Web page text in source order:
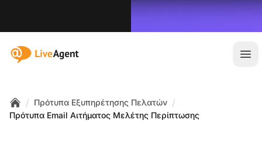
:site.title
Home
/ Πρότυπα Εξυπηρέτησης Πελατών /
Πρότυπα Email Αιτήματος Μελέτης Περίπτωσης